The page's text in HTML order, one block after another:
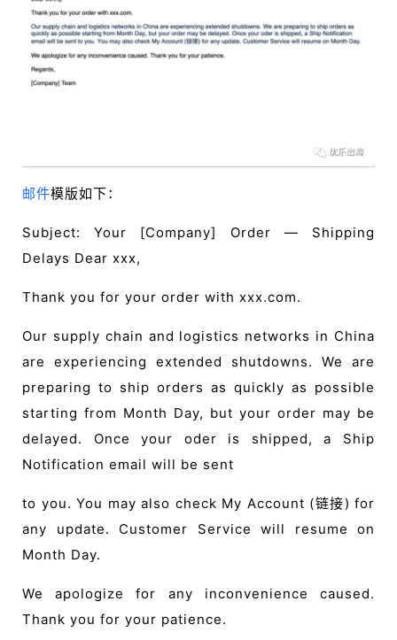
页
推
广
实
分
享
案
拆
解
操
盘
手
u
货
选
邮件模版如下：
Subject: Your [Company] Order — Shipping
Delays Dear xxx,
Thank you for your order with xxx.com.
Our supply chain and logistics networks in China
are experiencing extended shutdowns. We are
preparing to ship orders as quickly as possible
starting from Month Day, but your order may be
delayed. Once your oder is shipped, a Ship
Notification email will be sent
to you. You may also check My Account (链接) for
any update. Customer Service will resume on
Month Day.
We apologize for any inconvenience caused.
Thank you for your patience.